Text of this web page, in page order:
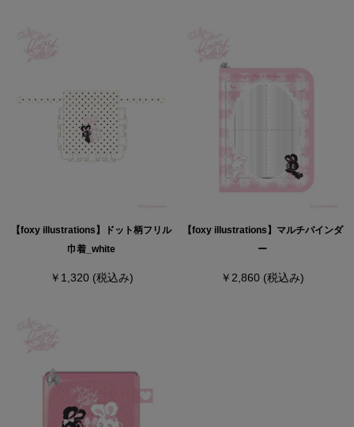
【foxy illustrations】ドット柄フリル
巾着_white
￥1,320 (税込み)
【foxy illustrations】マルチバインダ
ー
￥2,860 (税込み)